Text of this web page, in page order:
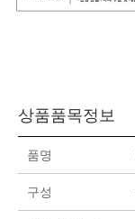
상품품목정보
품명
구성